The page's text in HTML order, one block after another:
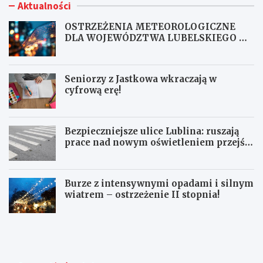
Aktualności
OSTRZEŻENIA METEOROLOGICZNE
DLA WOJEWÓDZTWA LUBELSKIEGO NR
Seniorzy z Jastkowa wkraczają w
cyfrową erę!
Bezpieczniejsze ulice Lublina: ruszają
prace nad nowym oświetleniem przejść
Burze z intensywnymi opadami i silnym
wiatrem – ostrzeżenie II stopnia!
O
S